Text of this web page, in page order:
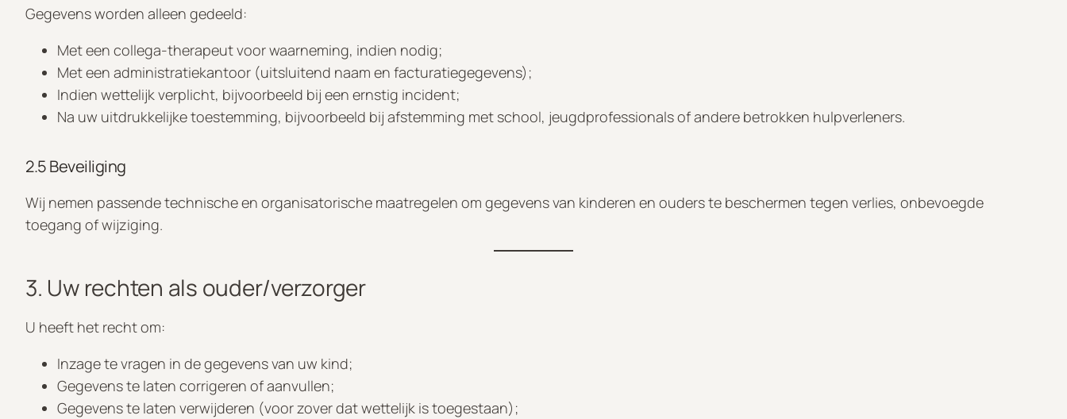
Gegevens worden alleen gedeeld:
Met een collega-therapeut voor waarneming, indien nodig;
Met een administratiekantoor (uitsluitend naam en facturatiegegevens);
Indien wettelijk verplicht, bijvoorbeeld bij een ernstig incident;
Na uw uitdrukkelijke toestemming, bijvoorbeeld bij afstemming met school, jeugdprofessionals of andere betrokken hulpverleners.
2.5 Beveiliging
Wij nemen passende technische en organisatorische maatregelen om gegevens van kinderen en ouders te beschermen tegen verlies, onbevoegde
toegang of wijziging.
3. Uw rechten als ouder/verzorger
U heeft het recht om:
Inzage te vragen in de gegevens van uw kind;
Gegevens te laten corrigeren of aanvullen;
Gegevens te laten verwijderen (voor zover dat wettelijk is toegestaan);